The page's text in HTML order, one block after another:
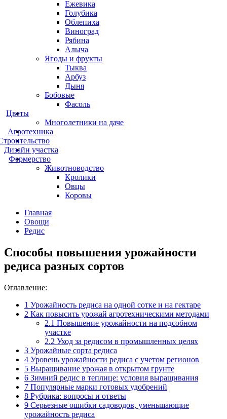
Ежевика
Голубика
Облепиха
Виноград
Рябина
Алыча
Ягоды и фрукты
Тыква
Арбуз
Дыня
Бобовые
Фасоль
Цветы
Многолетники на даче
Агротехника
Дизайн участка
Фермерство
Животноводство
Кролики
Овцы
Коровы
Главная
Овощи
Редис
Способы повышения урожайности
редиса разных сортов
Оглавление:
1 Урожайность редиса на одной сотке и на гектаре
2 Как повысить урожай агротехническими методами
2.1 Повышение урожайности на подсобном
участке
2.2 Уход за редисом в промышленных целях
3 Урожайные сорта редиса
4 Уровень урожайности редиса с учетом регионов
5 Выращивание урожая в открытом грунте
6 Зимний редис в теплице: условия выращивания
7 Популярные марки готовых удобрений
8 Рубрика: вопросы и ответы
9 Серьезные ошибки садоводов, уменьшающие
урожайность редиса